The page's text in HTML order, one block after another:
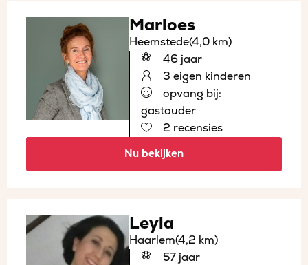
Marloes
Heemstede(4,0 km)
46 jaar
3 eigen kinderen
opvang bij:
gastouder
2 recensies
Nu bekijken
Leyla
Haarlem(4,2 km)
57 jaar